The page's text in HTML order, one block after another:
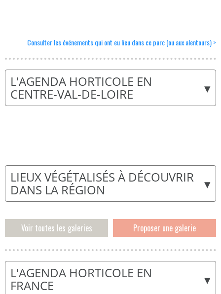
Consulter les événements qui ont eu lieu dans ce parc (ou aux alentours) >
▾
L'AGENDA HORTICOLE EN
CENTRE-VAL-DE-LOIRE
▾
LIEUX VÉGÉTALISÉS À DÉCOUVRIR
DANS LA RÉGION
Voir toutes les galeries Proposer une galerie
▾
L'AGENDA HORTICOLE EN
FRANCE